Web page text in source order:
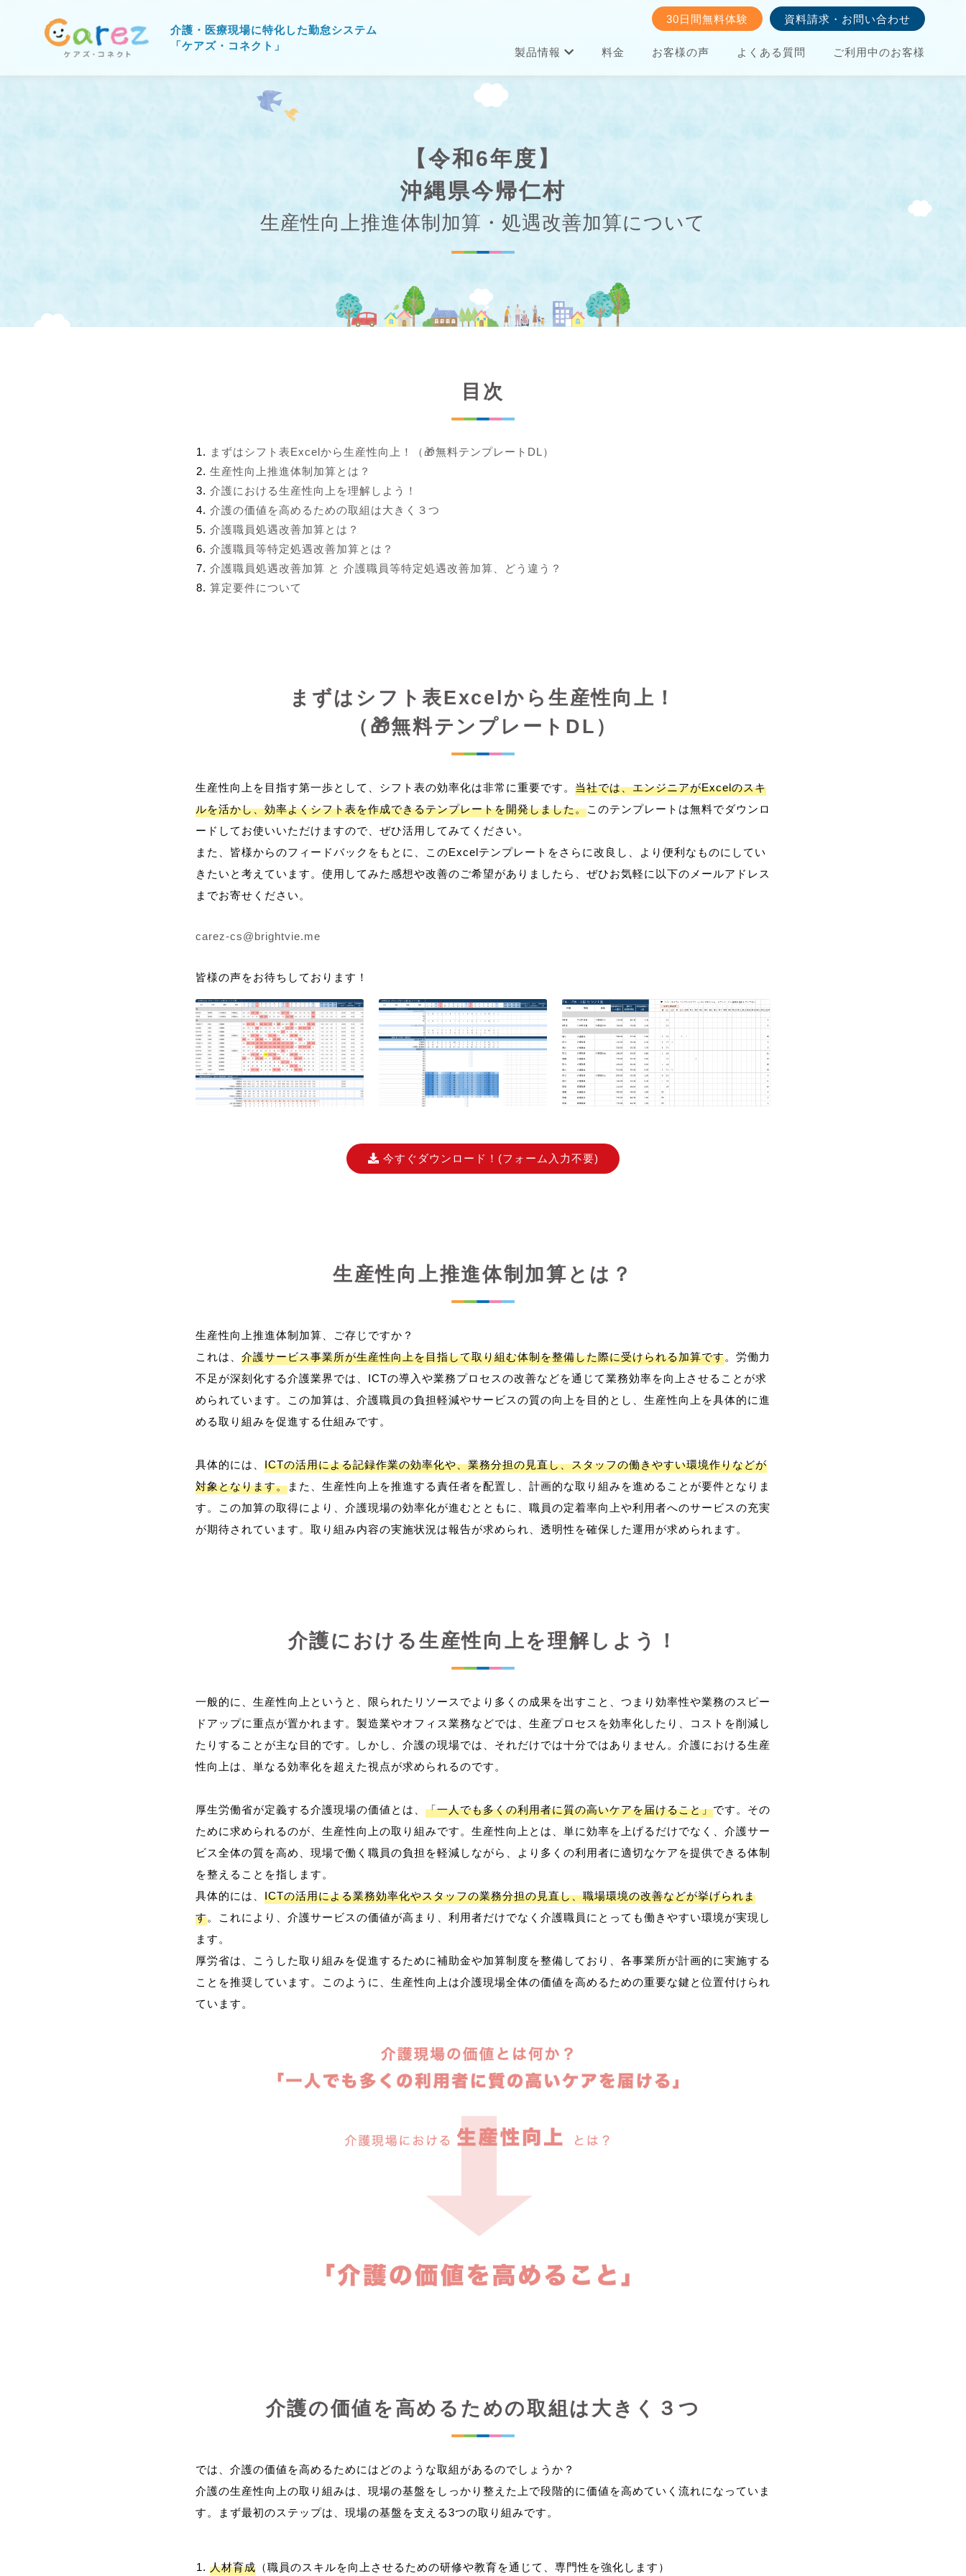
介護・医療現場に特化した勤怠システム
「ケアズ・コネクト」
製品情報 料金 お客様の声 よくある質問 ご利用中のお客様
30日間無料体験 資料請求・お問い合わせ
【令和6年度】
沖縄県今帰仁村
生産性向上推進体制加算・処遇改善加算について
目次
まずはシフト表Excelから生産性向上！（🎁無料テンプレートDL）
生産性向上推進体制加算とは？
介護における生産性向上を理解しよう！
介護の価値を高めるための取組は大きく３つ
介護職員処遇改善加算とは？
介護職員等特定処遇改善加算とは？
介護職員処遇改善加算 と 介護職員等特定処遇改善加算、どう違う？
算定要件について
まずはシフト表Excelから生産性向上！
（🎁無料テンプレートDL）
生産性向上を目指す第一歩として、シフト表の効率化は非常に重要です。 当社では、エンジニアがExcelのスキ
ルを活かし、効率よくシフト表を作成できるテンプレートを開発しました。このテンプレートは無料でダウンロ
ードしてお使いいただけますので、ぜひ活用してみてください。
また、皆様からのフィードバックをもとに、このExcelテンプレートをさらに改良し、より便利なものにしてい
きたいと考えています。使用してみた感想や改善のご希望がありましたら、ぜひお気軽に以下のメールアドレス
までお寄せください。
carez-cs@brightvie.me
皆様の声をお待ちしております！
今すぐダウンロード！ (フォーム入力不要)
生産性向上推進体制加算とは？
生産性向上推進体制加算、ご存じですか？
これは、 介護サービス事業所が生産性向上を目指して取り組む体制を整備した際に受けられる加算です。労働力
不足が深刻化する介護業界では、ICTの導入や業務プロセスの改善などを通じて業務効率を向上させることが求
められています。この加算は、介護職員の負担軽減やサービスの質の向上を目的とし、生産性向上を具体的に進
める取り組みを促進する仕組みです。
具体的には、 ICTの活用による記録作業の効率化や、業務分担の見直し、スタッフの働きやすい環境作りなどが
対象となります。また、生産性向上を推進する責任者を配置し、計画的な取り組みを進めることが要件となりま
す。この加算の取得により、介護現場の効率化が進むとともに、職員の定着率向上や利用者へのサービスの充実
介護における生産性向上を理解しよう！
一般的に、生産性向上というと、限られたリソースでより多くの成果を出すこと、つまり効率性や業務のスピー
ドアップに重点が置かれます。製造業やオフィス業務などでは、生産プロセスを効率化したり、コストを削減し
たりすることが主な目的です。しかし、介護の現場では、それだけでは十分ではありません。介護における生産
性向上は、単なる効率化を超えた視点が求められるのです。
厚生労働省が定義する介護現場の価値とは、 「一人でも多くの利用者に質の高いケアを届けること」です。その
ために求められるのが、生産性向上の取り組みです。生産性向上とは、単に効率を上げるだけでなく、介護サー
ビス全体の質を高め、現場で働く職員の負担を軽減しながら、より多くの利用者に適切なケアを提供できる体制
を整えることを指します。
具体的には、 ICTの活用による業務効率化やスタッフの業務分担の見直し、職場環境の改善などが挙げられま
す。これにより、介護サービスの価値が高まり、利用者だけでなく介護職員にとっても働きやすい環境が実現し
ます。
厚労省は、こうした取り組みを促進するために補助金や加算制度を整備しており、各事業所が計画的に実施する
ことを推奨しています。このように、生産性向上は介護現場全体の価値を高めるための重要な鍵と位置付けられ
介護の価値を高めるための取組は大きく３つ
では、介護の価値を高めるためにはどのような取組があるのでしょうか？
介護の生産性向上の取り組みは、現場の基盤をしっかり整えた上で段階的に価値を高めていく流れになっていま
人材育成 （職員のスキルを向上させるための研修や教育を通じて、専門性を強化します）